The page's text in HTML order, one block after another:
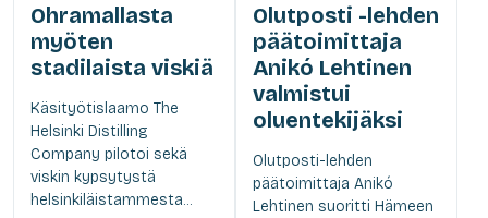
Ohramallasta
myöten
stadilaista viskiä
Käsityötislaamo The
Helsinki Distilling
Company pilotoi sekä
viskin kypsytystä
helsinkiläistammesta...
Olutposti -lehden
päätoimittaja
Anikó Lehtinen
valmistui
oluentekijäksi
Olutposti-lehden
päätoimittaja Anikó
Lehtinen suoritti Hämeen